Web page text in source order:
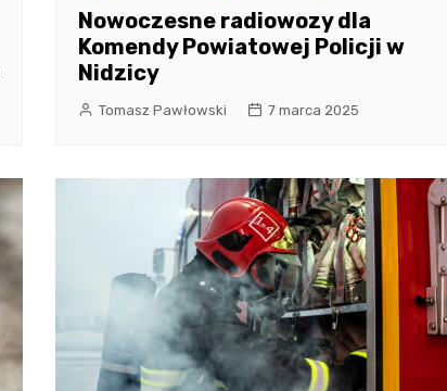
Nowoczesne radiowozy dla
Komendy Powiatowej Policji w
Nidzicy
Tomasz Pawłowski 7 marca 2025